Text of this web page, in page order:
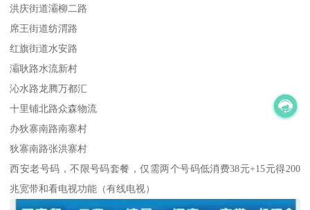
洪庆街道灞柳二路
席王街道纺渭路
红旗街道水安路
灞耿路水流新村
沁水路龙腾万都汇
十里铺北路众森物流
办狄寨南路南寨村
狄寨南路张洪寨村
西安老号码，不限号码套餐，仅需两个号码低消费38元+15元得200
兆宽带和看电视功能（有线电视）